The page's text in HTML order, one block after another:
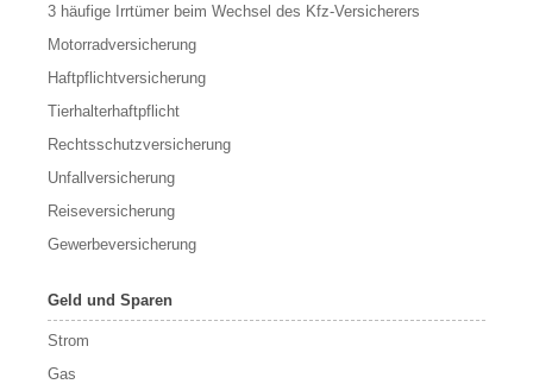
3 häufige Irrtümer beim Wechsel des Kfz-Versicherers
Motorradversicherung
Haftpflichtversicherung
Tierhalterhaftpflicht
Rechtsschutzversicherung
Unfallversicherung
Reiseversicherung
Gewerbeversicherung
Geld und Sparen
Strom
Gas